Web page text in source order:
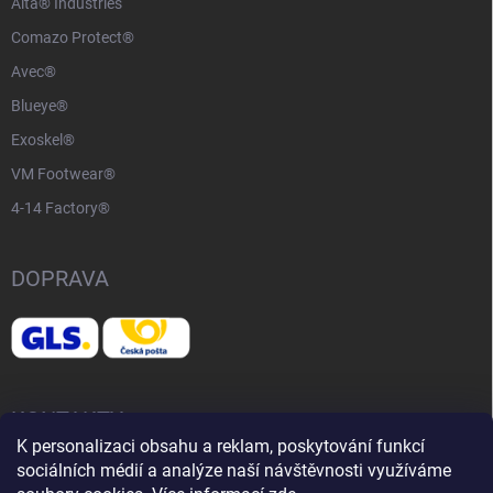
K personalizaci obsahu a reklam, poskytování funkcí
sociálních médií a analýze naší návštěvnosti využíváme
Comazo Protect®
Avec®
Blueye®
Exoskel®
VM Footwear®
4-14 Factory®
DOPRAVA
KONTAKTY
📧info@adventurelife.cz